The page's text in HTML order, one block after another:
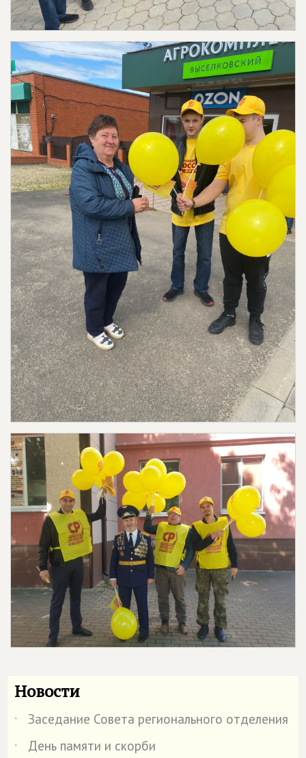
Новости
˙
Заседание Совета регионального отделения
˙
День памяти и скорби